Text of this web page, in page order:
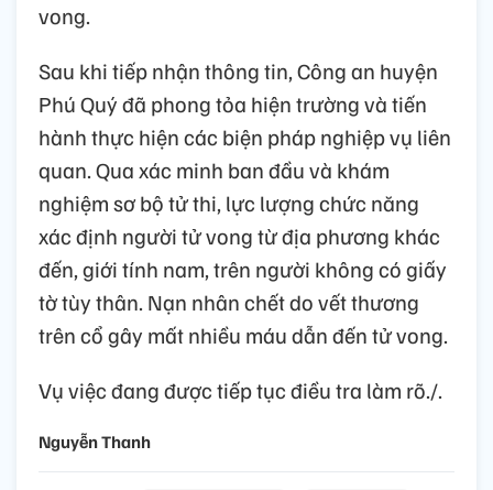
vong.
Sau khi tiếp nhận thông tin, Công an huyện
Phú Quý đã phong tỏa hiện trường và tiến
hành thực hiện các biện pháp nghiệp vụ liên
quan. Qua xác minh ban đầu và khám
nghiệm sơ bộ tử thi, lực lượng chức năng
xác định người tử vong từ địa phương khác
đến, giới tính nam, trên người không có giấy
tờ tùy thân. Nạn nhân chết do vết thương
trên cổ gây mất nhiều máu dẫn đến tử vong.
Vụ việc đang được tiếp tục điều tra làm rõ./.
Nguyễn Thanh